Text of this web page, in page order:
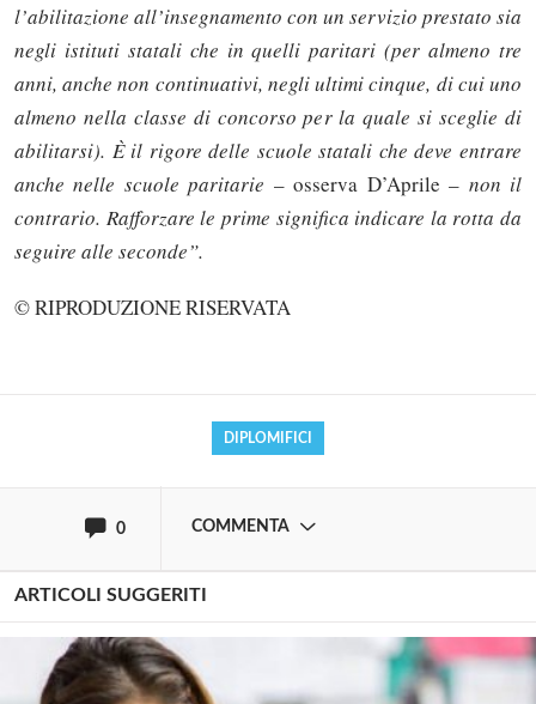
l’abilitazione all’insegnamento con un servizio prestato sia
negli istituti statali che in quelli paritari (per almeno tre
anni, anche non continuativi, negli ultimi cinque, di cui uno
almeno nella classe di concorso per la quale si sceglie di
abilitarsi). È il rigore delle scuole statali che deve entrare
anche nelle scuole paritarie – osserva D’Aprile – non il
contrario. Rafforzare le prime significa indicare la rotta da
seguire alle seconde”.
© RIPRODUZIONE RISERVATA
DIPLOMIFICI
0 COMMENTA
Solo gli utenti registrati possono
ARTICOLI SUGGERITI